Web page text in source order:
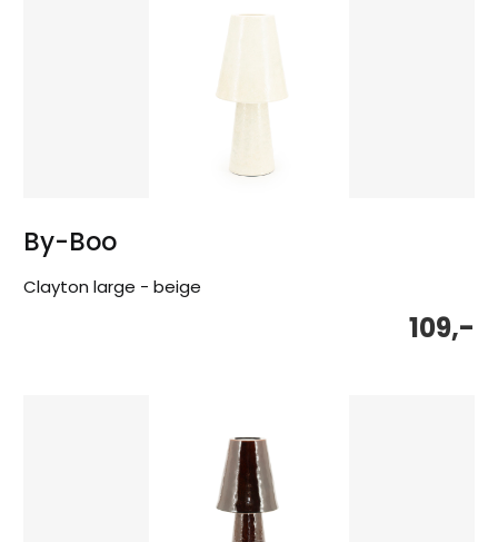
By-Boo
Clayton large - beige
109,-